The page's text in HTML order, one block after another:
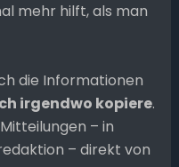
mehr hilft, als man
die Informationen
irgendwo kopiere.
– in
– direkt von